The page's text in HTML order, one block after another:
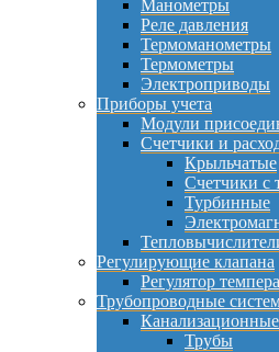
Манометры
Реле давления
Термоманометры
Термометры
Электроприводы
Приборы учета
Модули
Счетчики и
Крыльчатые
Счетчики с
Турбинные
Регулирующие клапана
Регулятор
Трубопроводные
Трубы